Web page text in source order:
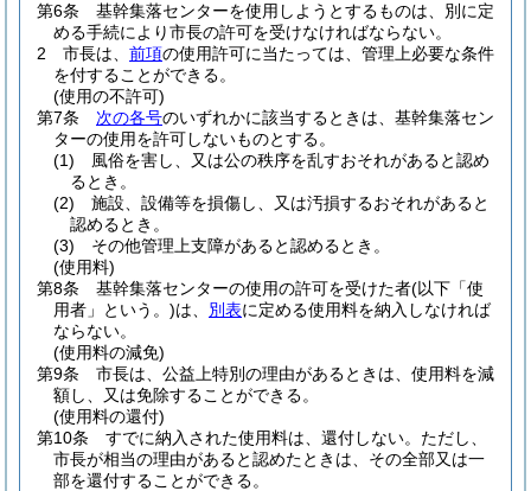
第6条
基幹集落センターを使用しようとするものは、別に定
める手続により市長の許可を受けなければならない。
2
市長は、 前項の使用許可に当たっては、管理上必要な条件
を付することができる。
(使用の不許可)
第7条
次の各号のいずれかに該当するときは、基幹集落セン
ターの使用を許可しないものとする。
(1)
風俗を害し、又は公の秩序を乱すおそれがあると認め
るとき。
(2)
施設、設備等を損傷し、又は汚損するおそれがあると
認めるとき。
(3)
その他管理上支障があると認めるとき。
(使用料)
第8条
基幹集落センターの使用の許可を受けた者(以下「使
用者」という。)は、 別表に定める使用料を納入しなければ
ならない。
(使用料の減免)
第9条
市長は、公益上特別の理由があるときは、使用料を減
額し、又は免除することができる。
(使用料の還付)
第10条
すでに納入された使用料は、還付しない。 ただし、
市長が相当の理由があると認めたときは、その全部又は一
部を還付することができる。